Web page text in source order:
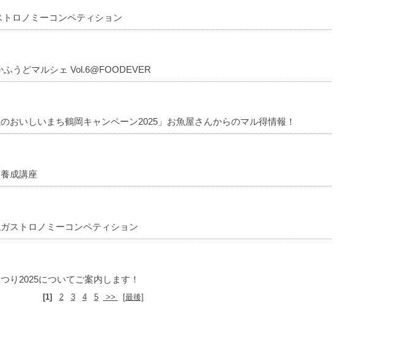
トロノミーコンペティション
ふうどマルシェ Vol.6@FOODEVER
おいしいまち鶴岡キャンペーン2025」お魚屋さんからのマル得情報！
成講座
ストロノミーコンペティション
り2025についてご案内します！
[1] 2 3 4 5 >> [最後]